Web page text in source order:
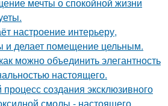
мечты о спокойной жизни
настроение интерьеру,
и делает помещение цельным.
можно объединить элегантность
настоящего.
создания эксклюзивного